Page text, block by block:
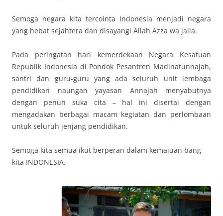
Semoga negara kita tercointa Indonesia menjadi negara
yang hebat sejahtera dan disayangi Allah Azza wa jalla.
Pada peringatan hari kemerdekaan Negara Kesatuan
Republik Indonesia di Pondok Pesantren Madinatunnajah,
santri dan guru-guru yang ada seluruh unit lembaga
pendidikan naungan yayasan Annajah menyabutnya
dengan penuh suka cita – hal ini disertai dengan
mengadakan berbagai macam kegiatan dan perlombaan
untuk seluruh jenjang pendidikan.
Semoga kita semua ikut berperan dalam kemajuan bang
kita INDONESIA.